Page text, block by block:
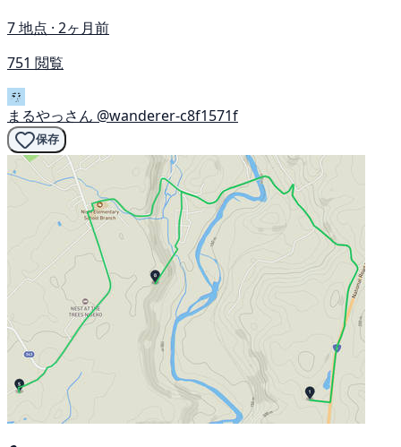
7 地点 · 2ヶ月前
751 閲覧
まるやっさん @wanderer-c8f1571f
保存